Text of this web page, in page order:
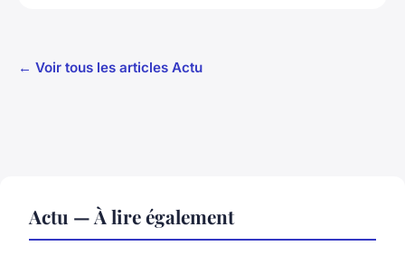
← Voir tous les articles Actu
Actu — À lire également